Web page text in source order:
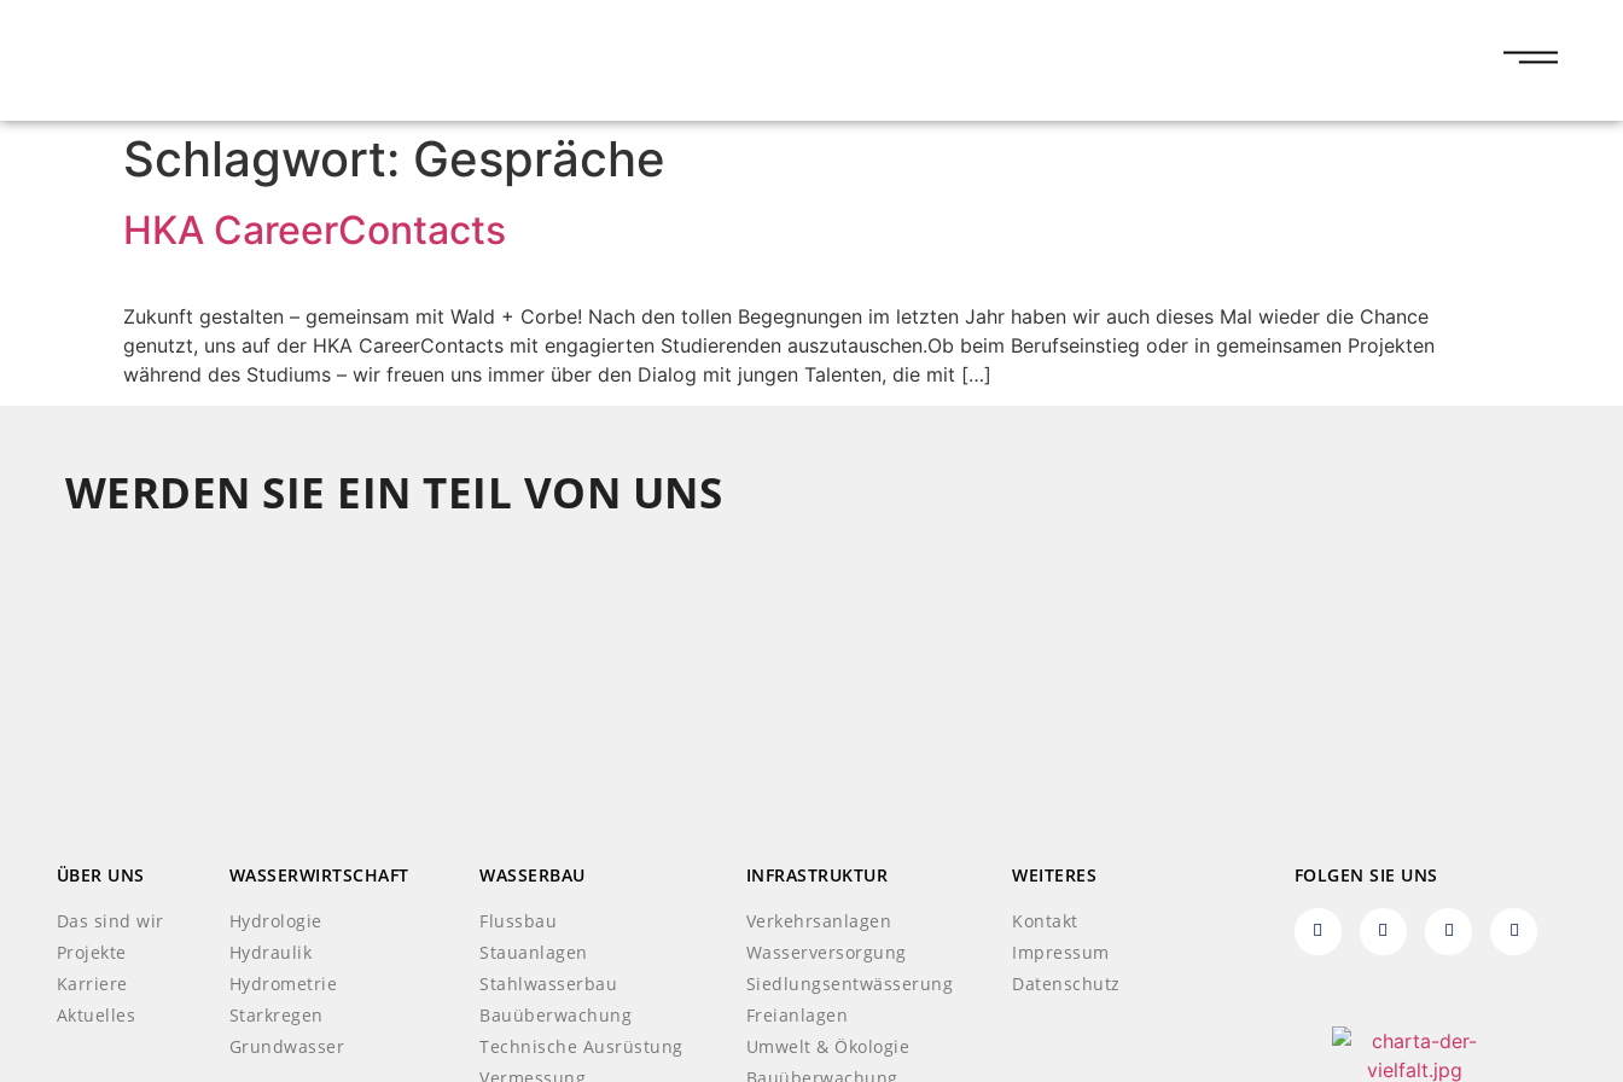
Schlagwort: Gespräche
HKA CareerContacts
Zukunft gestalten – gemeinsam mit Wald + Corbe! Nach den tollen Begegnungen im letzten Jahr haben wir auch dieses Mal wieder die Chance
genutzt, uns auf der HKA CareerContacts mit engagierten Studierenden auszutauschen.Ob beim Berufseinstieg oder in gemeinsamen Projekten
während des Studiums – wir freuen uns immer über den Dialog mit jungen Talenten, die mit […]
WERDEN SIE EIN TEIL VON UNS
ÜBER UNS
Das sind wir
Projekte
Karriere
Aktuelles
WASSERWIRTSCHAFT
Hydrologie
Hydraulik
Hydrometrie
Starkregen
Grundwasser
WASSERBAU
Flussbau
Stauanlagen
Stahlwasserbau
Bauüberwachung
Technische Ausrüstung
INFRASTRUKTUR
Verkehrsanlagen
Wasserversorgung
Siedlungsentwässerung
Freianlagen
Umwelt & Ökologie
WEITERES
Kontakt
Impressum
Datenschutz
FOLGEN SIE UNS